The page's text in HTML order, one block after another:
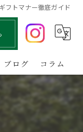
フトマナー徹底ガイド
ブログ コラム